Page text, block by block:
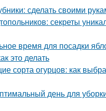
сделать своими
секреты
время для посадки
это делать
сорта огурцов: как
день для